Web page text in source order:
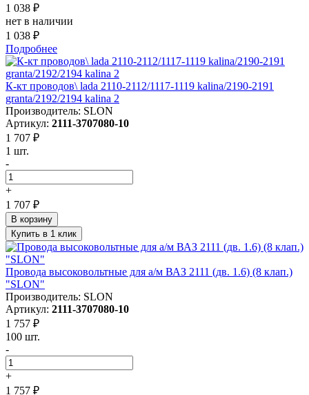
1 038 ₽
нет в наличии
1 038 ₽
Подробнее
К-кт проводов\ lada 2110-2112/1117-1119 kalina/2190-2191
granta/2192/2194 kalina 2
Производитель: SLON
Артикул: 2111-3707080-10
1 707 ₽
1 шт.
-
+
1 707 ₽
В корзину
Купить в 1 клик
Провода высоковольтные для а/м ВАЗ 2111 (дв. 1.6) (8 клап.)
"SLON"
Производитель: SLON
Артикул: 2111-3707080-10
1 757 ₽
100 шт.
-
+
1 757 ₽